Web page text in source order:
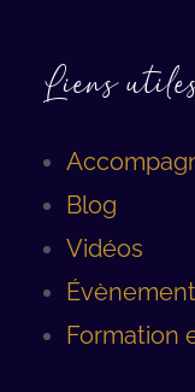
Liens
Blog
Vidéos
Formation